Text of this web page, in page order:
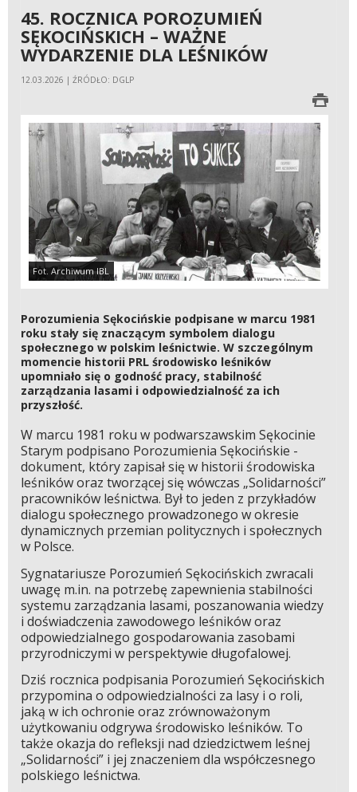
45. ROCZNICA POROZUMIEŃ
SĘKOCIŃSKICH – WAŻNE
WYDARZENIE DLA LEŚNIKÓW
12.03.2026 | ŹRÓDŁO: DGLP
Fot. Archiwum IBL
Porozumienia Sękocińskie podpisane w marcu 1981
roku stały się znaczącym symbolem dialogu
społecznego w polskim leśnictwie. W szczególnym
momencie historii PRL środowisko leśników
upomniało się o godność pracy, stabilność
zarządzania lasami i odpowiedzialność za ich
przyszłość.
W marcu 1981 roku w podwarszawskim Sękocinie
Starym podpisano Porozumienia Sękocińskie -
dokument, który zapisał się w historii środowiska
leśników oraz tworzącej się wówczas „Solidarności”
pracowników leśnictwa. Był to jeden z przykładów
dialogu społecznego prowadzonego w okresie
dynamicznych przemian politycznych i społecznych
w Polsce.
Sygnatariusze Porozumień Sękocińskich zwracali
uwagę m.in. na potrzebę zapewnienia stabilności
systemu zarządzania lasami, poszanowania wiedzy
i doświadczenia zawodowego leśników oraz
odpowiedzialnego gospodarowania zasobami
przyrodniczymi w perspektywie długofalowej.
Dziś rocznica podpisania Porozumień Sękocińskich
przypomina o odpowiedzialności za lasy i o roli,
jaką w ich ochronie oraz zrównoważonym
użytkowaniu odgrywa środowisko leśników. To
także okazja do refleksji nad dziedzictwem leśnej
„Solidarności” i jej znaczeniem dla współczesnego
polskiego leśnictwa.